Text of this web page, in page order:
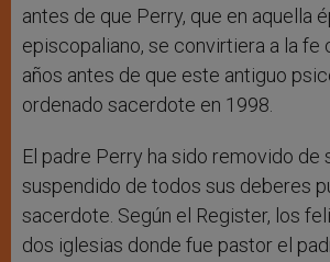
antes de que Perry, que en aquella
episcopaliano, se convirtiera a la fe
años antes de que este antiguo
ordenado sacerdote en 1998.
El padre Perry ha sido removido de
suspendido de todos sus deberes
sacerdote. Según el Register, los
dos iglesias donde fue pastor el